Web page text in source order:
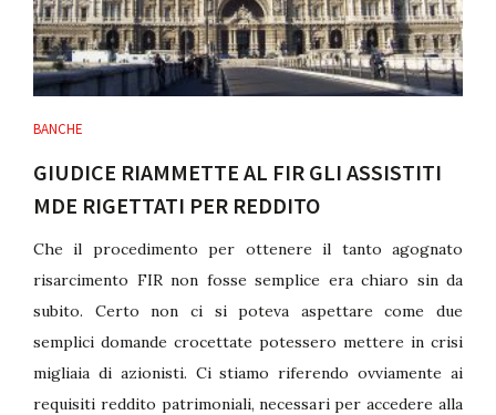
BANCHE
GIUDICE RIAMMETTE AL FIR GLI ASSISTITI
MDE RIGETTATI PER REDDITO
Che il procedimento per ottenere il tanto agognato
risarcimento FIR non fosse semplice era chiaro sin da
subito. Certo non ci si poteva aspettare come due
semplici domande crocettate potessero mettere in crisi
migliaia di azionisti. Ci stiamo riferendo ovviamente ai
requisiti reddito patrimoniali, necessari per accedere alla